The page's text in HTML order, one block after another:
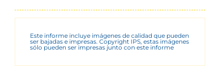
Este informe incluye imágenes de calidad que pueden
ser bajadas e impresas. Copyright IPS, estas imágenes
sólo pueden ser impresas junto con este informe